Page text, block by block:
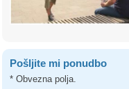
Pošljite mi ponudbo
* Obvezna polja.